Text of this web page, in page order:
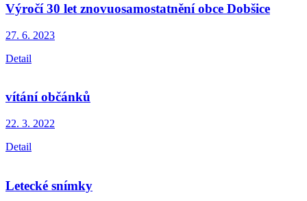
Výročí 30 let znovuosamostatnění obce Dobšice
27. 6. 2023
Detail
vítání občánků
22. 3. 2022
Detail
Letecké snímky